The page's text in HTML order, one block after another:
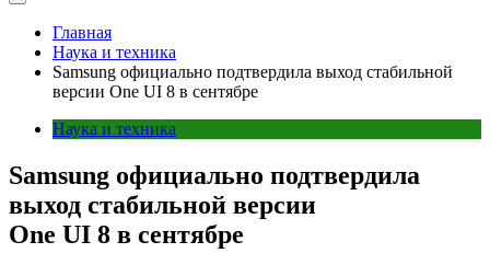
Главная
Наука и техника
Samsung официально подтвердила выход стабильной
версии One UI 8 в сентябре
Наука и техника
Samsung официально подтвердила
выход стабильной версии
One UI 8 в сентябре